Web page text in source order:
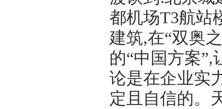
都机场T3航站
建筑,在“双奥
的“中国方案
论是在企业实
定且自信的。